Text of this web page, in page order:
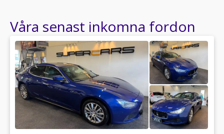
Våra senast inkomna fordon